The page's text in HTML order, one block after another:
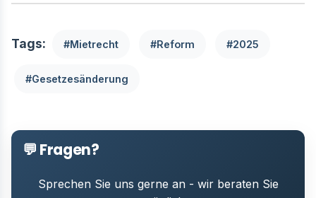
Tags: #Mietrecht #Reform #2025
#Gesetzesänderung
💬 Fragen?
Sprechen Sie uns gerne an - wir beraten Sie